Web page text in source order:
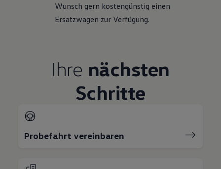
Wunsch gern kostengünstig einen
Ersatzwagen zur Verfügung.
Ihre nächsten
Schritte
Probefahrt vereinbaren